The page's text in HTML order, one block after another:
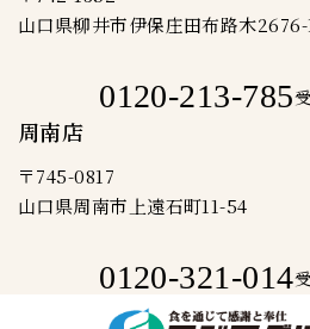
山口県柳井市伊保庄田布路木2676-
0120-213-785
周南店
〒745-0817
山口県周南市上遠石町11-54
0120-321-014